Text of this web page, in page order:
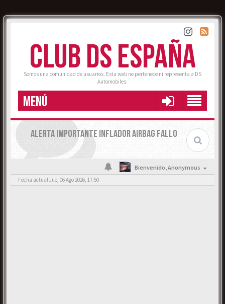
CLUB DS ESPAÑA
Somos una comunidad de usuarios. Esta web no pertenece ni representa a DS
Automobiles.
MENÚ
ALERTA IMPORTANTE INFLADOR AIRBAG FALLO
Bienvenido,Anonymous
Fecha actual Jue, 06 Ago 2026, 17:50